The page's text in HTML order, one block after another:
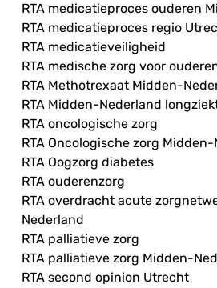
RTA medicatieproces ouderen
RTA medicatieproces regio
RTA medicatieveiligheid
RTA medische zorg voor
RTA Methotrexaat Midden-
RTA Midden-Nederland
RTA oncologische zorg
RTA Oncologische zorg
RTA Oogzorg diabetes
RTA ouderenzorg
RTA overdracht acute
Nederland
RTA palliatieve zorg
RTA palliatieve zorg Midden-
RTA second opinion Utrecht